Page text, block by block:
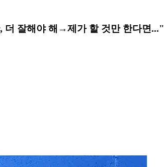
더 잘해야 해→제가 할 것만 한다면..."